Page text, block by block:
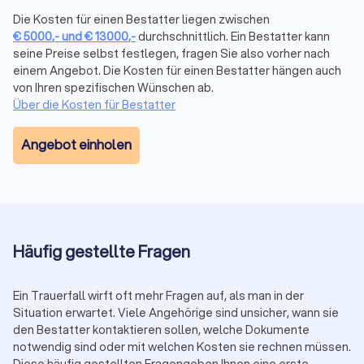
Wenn Sie selbst einenfreien Rednerauswählen möchten,
finden Sie auf Trustlocal eine Übersicht geprüfter
Anbieter in Kranenburg (Nordrhein-Westfalen).
Darüber hinaus informieren viele Anbieter auch über
weiterführende Themen, die nach einer Beerdigung relevant
EinRechtsanwalt für Erbrecht
zu prüfen oder Erbansprüche zu klären.
Bei größeren Nachlässen kann eine
diese Aufgabe diskret und effizient.
Kosten für Bestatter in Kranenburg
(Nordrhein-Westfalen)
Die Kosten einer Bestattung hängen stark von der Art der
Die Kosten für einen Bestatter liegen zwischen
€5000,-und€13000,-durchschnittlich. Ein Bestatter kann
seine Preise selbst festlegen, fragen Sie also vorher nach
einem Angebot. Die Kosten für einen Bestatter hängen auch
von Ihren spezifischen Wünschen ab.
Über die Kosten für Bestatter
Angebot einholen
Häufig gestellte Fragen
Ein Trauerfall wirft oft mehr Fragen auf, als man in der
Situation erwartet. Viele Angehörige sind unsicher, wann sie
den Bestatter kontaktieren sollen, welche Dokumente
notwendig sind oder mit welchen Kosten sie rechnen müssen.